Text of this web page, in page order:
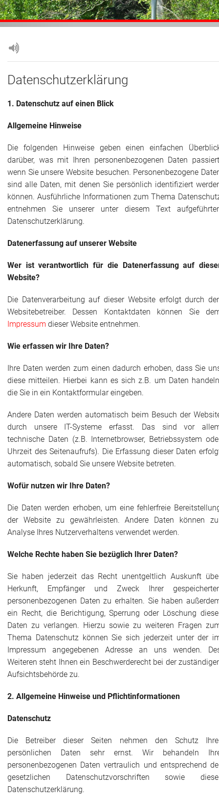
Adressen
Kontakt
Datenschutzerklärung
1. Datenschutz auf einen Blick
Allgemeine Hinweise
Die folgenden Hinweise geben einen einfachen
darüber, was mit Ihren personenbezogenen Daten
wenn Sie unsere Website besuchen. Personenbezogene
sind alle Daten, mit denen Sie persönlich identifiziert
können. Ausführliche Informationen zum Thema
entnehmen Sie unserer unter diesem Text
Datenschutzerklärung.
Datenerfassung auf unserer Website
Wer ist verantwortlich für die Datenerfassung auf
Website?
Die Datenverarbeitung auf dieser Website erfolgt durch
Websitebetreiber. Dessen Kontaktdaten können Sie
Impressum dieser Website entnehmen.
Wie erfassen wir Ihre Daten?
Ihre Daten werden zum einen dadurch erhoben, dass Sie
diese mitteilen. Hierbei kann es sich z.B. um Daten
die Sie in ein Kontaktformular eingeben.
Andere Daten werden automatisch beim Besuch der
durch unsere IT-Systeme erfasst. Das sind vor
technische Daten (z.B. Internetbrowser, Betriebssystem
Uhrzeit des Seitenaufrufs). Die Erfassung dieser Daten
automatisch, sobald Sie unsere Website betreten.
Wofür nutzen wir Ihre Daten?
Die Daten werden erhoben, um eine fehlerfreie
der Website zu gewährleisten. Andere Daten können
Analyse Ihres Nutzerverhaltens verwendet werden.
Welche Rechte haben Sie bezüglich Ihrer Daten?
Sie haben jederzeit das Recht unentgeltlich Auskunft
Herkunft, Empfänger und Zweck Ihrer
personenbezogenen Daten zu erhalten. Sie haben
ein Recht, die Berichtigung, Sperrung oder Löschung
Daten zu verlangen. Hierzu sowie zu weiteren Fragen
Thema Datenschutz können Sie sich jederzeit unter der
Impressum angegebenen Adresse an uns wenden.
Weiteren steht Ihnen ein Beschwerderecht bei der
Aufsichtsbehörde zu.
2. Allgemeine Hinweise und Pflichtinformationen
Datenschutz
Die Betreiber dieser Seiten nehmen den Schutz
persönlichen Daten sehr ernst. Wir behandeln
personenbezogenen Daten vertraulich und entsprechend
gesetzlichen Datenschutzvorschriften sowie
Datenschutzerklärung.